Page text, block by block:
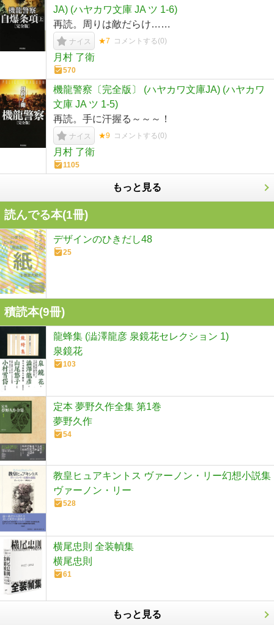
JA) (ハヤカワ文庫 JA ツ 1-6)
再読。周りは敵だらけ……
ナイス ★7 コメントする(0)
月村 了衛
570
機龍警察〔完全版〕 (ハヤカワ文庫JA) (ハヤカワ
文庫 JA ツ 1-5)
再読。手に汗握る～～～！
ナイス ★9 コメントする(0)
月村 了衛
1105
もっと見る
読んでる本(1冊)
デザインのひきだし48
25
積読本(9冊)
龍蜂集 (澁澤龍彦 泉鏡花セレクション 1)
泉鏡花
103
定本 夢野久作全集 第1巻
夢野久作
54
教皇ヒュアキントス ヴァーノン・リー幻想小説集
ヴァーノン・リー
528
横尾忠則 全装幀集
横尾忠則
61
もっと見る